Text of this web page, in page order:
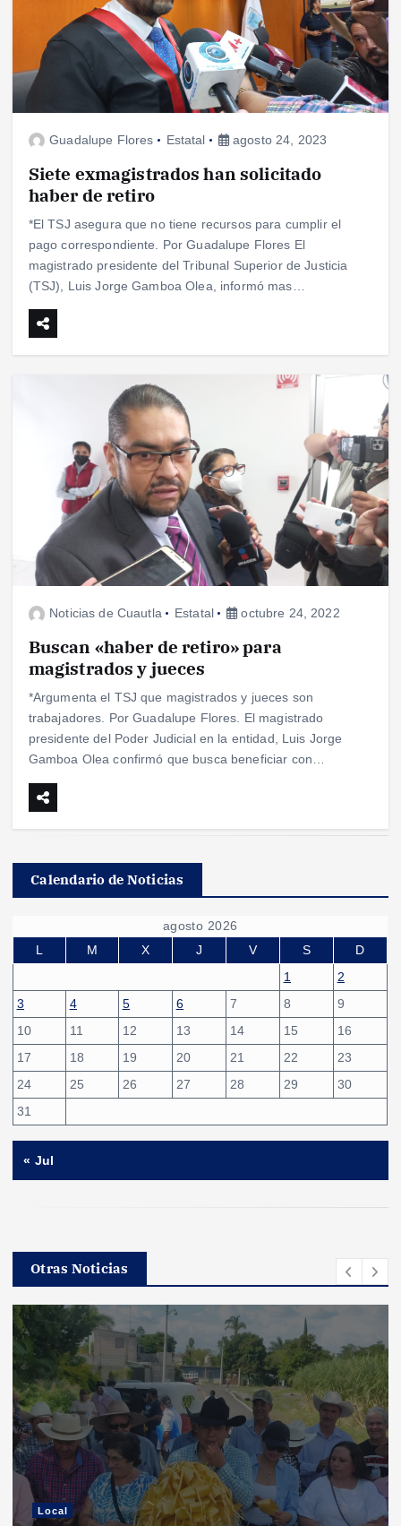
Guadalupe Flores Estatal agosto 24, 2023
Siete exmagistrados han solicitado
haber de retiro
*El TSJ asegura que no tiene recursos para cumplir el
pago correspondiente. Por Guadalupe Flores El
magistrado presidente del Tribunal Superior de Justicia
(TSJ), Luis Jorge Gamboa Olea, informó mas…
Noticias de Cuautla Estatal octubre 24, 2022
Buscan «haber de retiro» para
magistrados y jueces
*Argumenta el TSJ que magistrados y jueces son
trabajadores. Por Guadalupe Flores. El magistrado
presidente del Poder Judicial en la entidad, Luis Jorge
Gamboa Olea confirmó que busca beneficiar con…
Calendario de Noticias
agosto 2026
L
M X J V S
D
1
2
3
4 5 6 7 8
9
10
11 12 13 14 15
16
17
18 19 20 21 22
23
24
25 26 27 28 29
30
31
« Jul
Otras Noticias
Local